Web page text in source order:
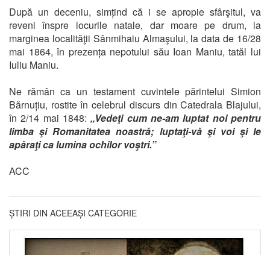
După un deceniu, simțind că i se apropie sfârşitul, va
reveni înspre locurile natale, dar moare pe drum, la
marginea localităţii Sânmihaiu Almaşului, la data de 16/28
mai 1864, în prezența nepotului său Ioan Maniu, tatăl lui
Iuliu Maniu.
Ne rămân ca un testament cuvintele părintelui Simion
Bărnuțiu, rostite în celebrul discurs din Catedrala Blajului,
în 2/14 mai 1848:„Vedeţi cum ne-am luptat noi pentru
limba şi Romanitatea noastră; luptaţi-vă şi voi şi le
apăraţi ca lumina ochilor voştri.”
ACC
ȘTIRI DIN ACEEAȘI CATEGORIE